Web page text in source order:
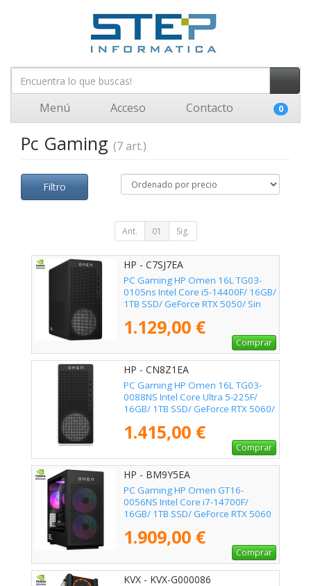
Menú Acceso Contacto 0
Pc Gaming (7 art.)
Filtro
Ant. 01 Sig.
HP - C7SJ7EA
PC Gaming HP Omen 16L TG03-
0105ns Intel Core i5-14400F/ 16GB/
1TB SSD/ GeForce RTX 5050/ Sin
1.129,00 €
Comprar
HP - CN8Z1EA
PC Gaming HP Omen 16L TG03-
0088NS Intel Core Ultra 5-225F/
16GB/ 1TB SSD/ GeForce RTX 5060/
1.415,00 €
Comprar
HP - BM9Y5EA
PC Gaming HP Omen GT16-
0056NS Intel Core i7-14700F/
16GB/ 1TB SSD/ GeForce RTX 5060
1.909,00 €
Comprar
KVX - KVX-G000086